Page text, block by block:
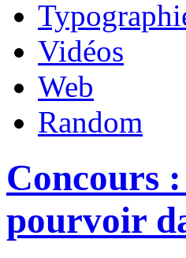
Vidéos
Web
Random
Concours
pourvoir